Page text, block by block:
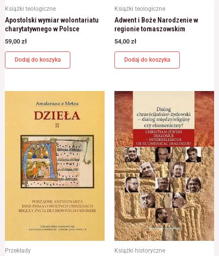
Książki teologiczne
Apostolski wymiar wolontariatu
charytatywnego w Polsce
59,00 zł
Dodaj do koszyka
Książki teologiczne
Adwent i Boże Narodzenie w
regionie tomaszowskim
54,00 zł
Dodaj do koszyka
Przekłady Książki historyczne